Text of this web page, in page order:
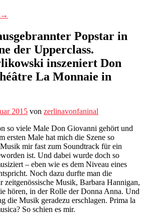
→
Popstar in
der Upperclass.
inszeniert Don
La Monnaie in
2015 von zerlinavonfaninal
so viele Male Don Giovanni gehört und
ersten Male hat mich die Szene so
mir fast zum Soundtrack für ein
ist. Und dabei wurde doch so
– eben wie es dem Niveau eines
Noch dazu durfte man die
zeitgenössische Musik, Barbara Hannigan,
hören, in der Rolle der Donna Anna. Und
die Musik geradezu erschlagen. Prima la
So schien es mir.